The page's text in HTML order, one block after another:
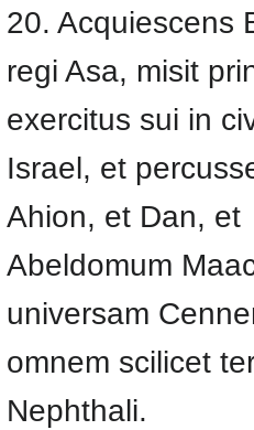
20. Acquiescens
regi Asa, misit
exercitus sui in
Israel, et
Ahion, et Dan, et
Abeldomum
universam
omnem scilicet
Nephthali.